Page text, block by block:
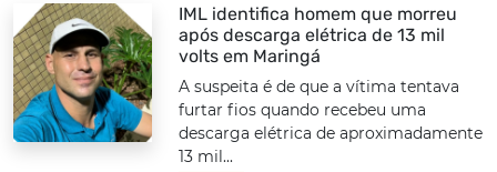
IML identifica homem que morreu
após descarga elétrica de 13 mil
volts em Maringá
A suspeita é de que a vítima tentava
furtar fios quando recebeu uma
descarga elétrica de aproximadamente
13 mil...